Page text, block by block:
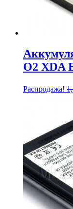
O2 XDA
Распродажа!